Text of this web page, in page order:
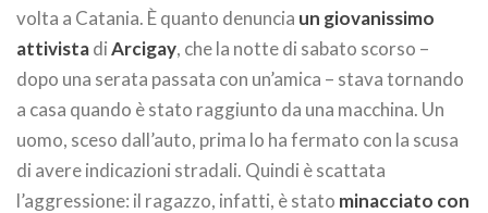
volta a Catania. È quanto denuncia un giovanissimo
attivistadiArcigay, che la notte di sabato scorso –
dopo una serata passata con un’amica – stava tornando
a casa quando è stato raggiunto da una macchina. Un
uomo, sceso dall’auto, prima lo ha fermato con la scusa
di avere indicazioni stradali. Quindi è scattata
l’aggressione: il ragazzo, infatti, è stato minacciato con